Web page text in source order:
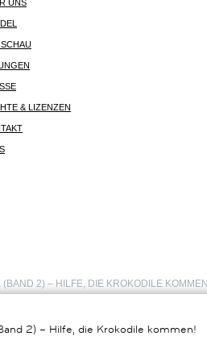
UNS
& LIZENZEN
(BAND 2) – HILFE, DIE KROKODILE